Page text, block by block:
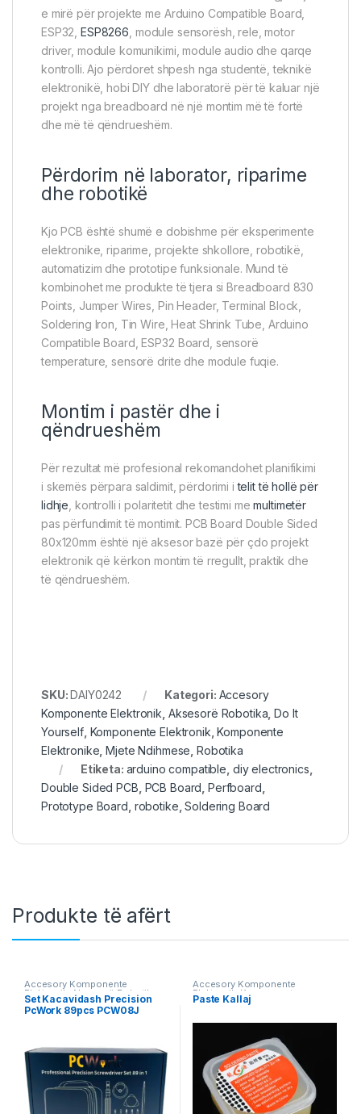
e mirë për projekte me Arduino Compatible Board,
ESP32,ESP8266 , module sensorësh, rele, motor
driver, module komunikimi, module audio dhe qarqe
kontrolli. Ajo përdoret shpesh nga studentë, teknikë
elektronikë, hobi DIY dhe laboratorë për të kaluar një
projekt nga breadboard në një montim më të fortë
dhe më të qëndrueshëm.
Përdorim në laborator, riparime
dhe robotikë
Kjo PCB është shumë e dobishme për eksperimente
elektronike, riparime, projekte shkollore, robotikë,
automatizim dhe prototipe funksionale. Mund të
kombinohet me produkte të tjera si Breadboard 830
Points, Jumper Wires, Pin Header, Terminal Block,
Soldering Iron, Tin Wire, Heat Shrink Tube, Arduino
Compatible Board, ESP32 Board, sensorë
temperature, sensorë drite dhe module fuqie.
Montim i pastër dhe i
qëndrueshëm
Për rezultat më profesional rekomandohet planifikimi
i skemës përpara saldimit, përdorimi itelit të hollë për
lidhje , kontrolli i polaritetit dhe testimi memultimetër
pas përfundimit të montimit. PCB Board Double Sided
80x120mm është një aksesor bazë për çdo projekt
elektronik që kërkon montim të rregullt, praktik dhe
të qëndrueshëm.
SKU:DAIY0242 Kategori: Accesory
Komponente Elektronik Aksesorë Robotika ,Do It
Yourself, Komponente Elektronik ,Komponente
Elektronike ,Mjete Ndihmese Robotika
Etiketa: arduino compatible diy electronics
Double Sided PCB PCB Board Perfboard
Prototype Board robotike ,Soldering Board
Produkte të afërt
Accesory Komponente
Elektronik Aksesorë Robotika
Do It Yourself,Komponente
Elektronik,Mjete Ndihmese
Vegla Pune
Set Kacavidash Precision
PcWork 89pcs PCW08J
Accesory Komponente
Elektronik ,Komponente
Elektronik,Mjete Ndihmese
Paste Kallaj